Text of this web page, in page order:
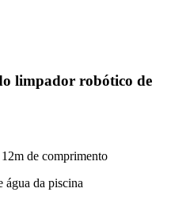
limpador robótico de
de comprimento
água da piscina